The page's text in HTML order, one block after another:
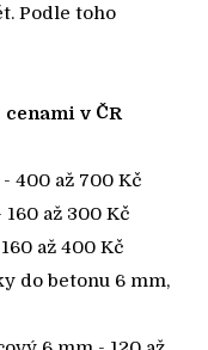
Podle toho
v ČR
400 až 700 Kč
160 až 300 Kč
až 400 Kč
do betonu 6 mm,